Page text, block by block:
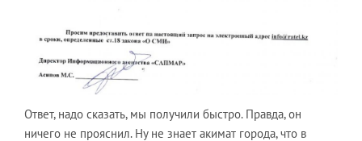
Ответ, надо сказать, мы получили быстро. Правда, он
ничего не прояснил. Ну не знает акимат города, что в